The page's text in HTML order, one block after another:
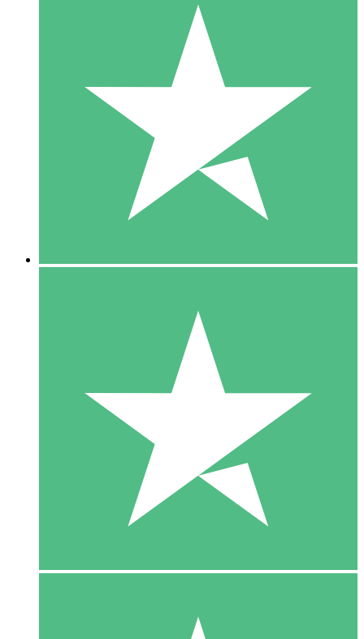
Individuella Kreditpaket
Betala per användning med nedladdningskrediter. Inget
1 Nedladdningar
10 00
10 Nedladdningar
20 00